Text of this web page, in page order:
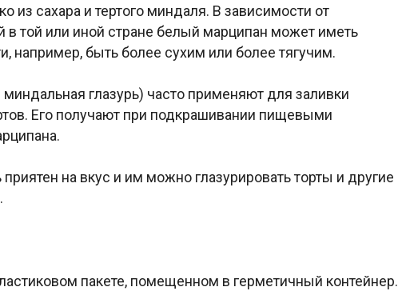
из сахара и тертого миндаля. В зависимости от
в той или иной стране белый марципан может иметь
например, быть более сухим или более тягучим.
глазурь) часто применяют для заливки
Его получают при подкрашивании пищевыми
на вкус и им можно глазурировать торты и другие
пакете, помещенном в герметичный контейнер.